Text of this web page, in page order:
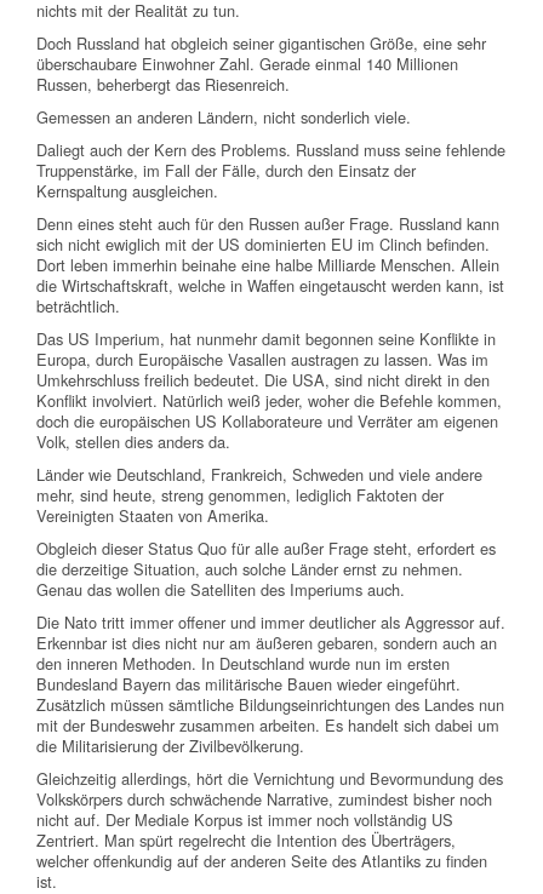
nichts mit der Realität zu tun.
Doch Russland hat obgleich seiner gigantischen Größe, eine sehr
überschaubare Einwohner Zahl. Gerade einmal 140 Millionen
Russen, beherbergt das Riesenreich.
Gemessen an anderen Ländern, nicht sonderlich viele.
Daliegt auch der Kern des Problems. Russland muss seine fehlende
Truppenstärke, im Fall der Fälle, durch den Einsatz der
Kernspaltung ausgleichen.
Denn eines steht auch für den Russen außer Frage. Russland kann
sich nicht ewiglich mit der US dominierten EU im Clinch befinden.
Dort leben immerhin beinahe eine halbe Milliarde Menschen. Allein
die Wirtschaftskraft, welche in Waffen eingetauscht werden kann, ist
beträchtlich.
Das US Imperium, hat nunmehr damit begonnen seine Konflikte in
Europa, durch Europäische Vasallen austragen zu lassen. Was im
Umkehrschluss freilich bedeutet. Die USA, sind nicht direkt in den
Konflikt involviert. Natürlich weiß jeder, woher die Befehle kommen,
doch die europäischen US Kollaborateure und Verräter am eigenen
Volk, stellen dies anders da.
Länder wie Deutschland, Frankreich, Schweden und viele andere
mehr, sind heute, streng genommen, lediglich Faktoten der
Vereinigten Staaten von Amerika.
Obgleich dieser Status Quo für alle außer Frage steht, erfordert es
die derzeitige Situation, auch solche Länder ernst zu nehmen.
Genau das wollen die Satelliten des Imperiums auch.
Die Nato tritt immer offener und immer deutlicher als Aggressor auf.
Erkennbar ist dies nicht nur am äußeren gebaren, sondern auch an
den inneren Methoden. In Deutschland wurde nun im ersten
Bundesland Bayern das militärische Bauen wieder eingeführt.
Zusätzlich müssen sämtliche Bildungseinrichtungen des Landes nun
mit der Bundeswehr zusammen arbeiten. Es handelt sich dabei um
die Militarisierung der Zivilbevölkerung.
Gleichzeitig allerdings, hört die Vernichtung und Bevormundung des
Volkskörpers durch schwächende Narrative, zumindest bisher noch
nicht auf. Der Mediale Korpus ist immer noch vollständig US
Zentriert. Man spürt regelrecht die Intention des Überträgers,
welcher offenkundig auf der anderen Seite des Atlantiks zu finden
ist.